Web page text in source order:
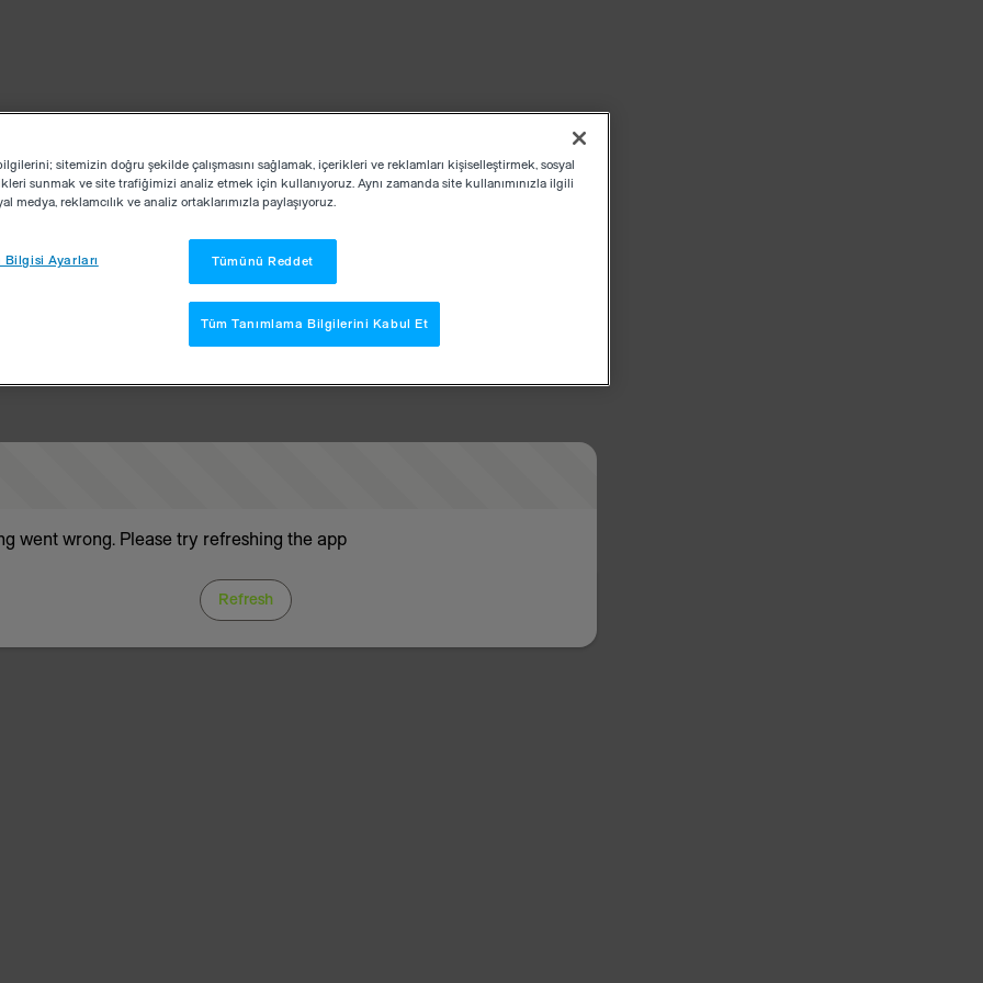
went wrong. Please try refreshing the app
Refresh
bilgilerini; sitemizin doğru şekilde çalışmasını sağlamak, içerikleri ve reklamları kişiselleştirmek, sosyal
sunmak ve site trafiğimizi analiz etmek için kullanıyoruz. Aynı zamanda site kullanımınızla ilgili
medya, reklamcılık ve analiz ortaklarımızla paylaşıyoruz.
Bilgisi Ayarları Tümünü Reddet
Tüm Tanımlama Bilgilerini Kabul Et